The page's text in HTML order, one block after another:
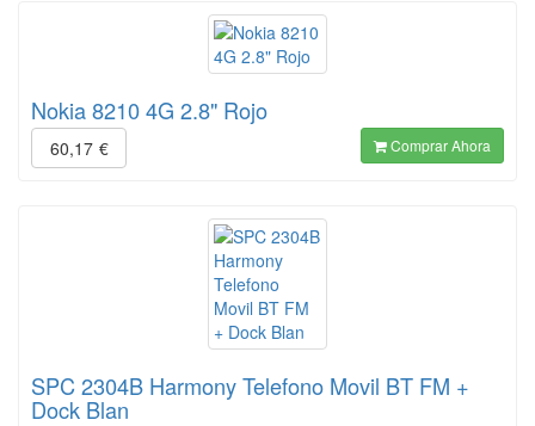
Nokia 8210 4G 2.8" Rojo
60,17 € Comprar Ahora
SPC 2304B Harmony Telefono Movil BT FM +
Dock Blan